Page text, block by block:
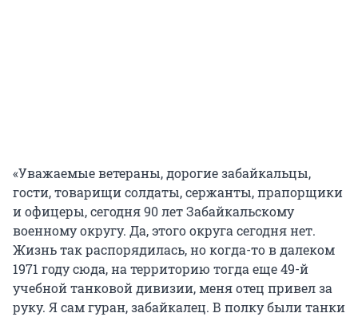
«Уважаемые ветераны, дорогие забайкальцы,
гости, товарищи солдаты, сержанты, прапорщики
и офицеры, сегодня 90 лет Забайкальскому
военному округу. Да, этого округа сегодня нет.
Жизнь так распорядилась, но когда-то в далеком
1971 году сюда, на территорию тогда еще 49-й
учебной танковой дивизии, меня отец привел за
руку. Я сам гуран, забайкалец. В полку были танки